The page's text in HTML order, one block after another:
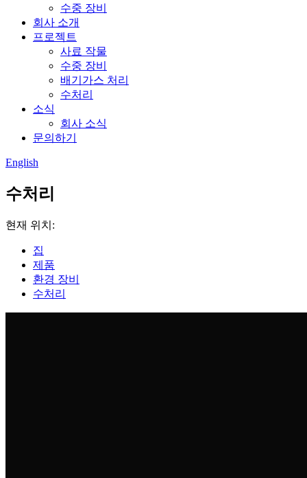
수중 장비
회사 소개
프로젝트
사료 작물
수중 장비
배기가스 처리
수처리
소식
회사 소식
문의하기
English
수처리
현재 위치:
집
제품
환경 장비
수처리